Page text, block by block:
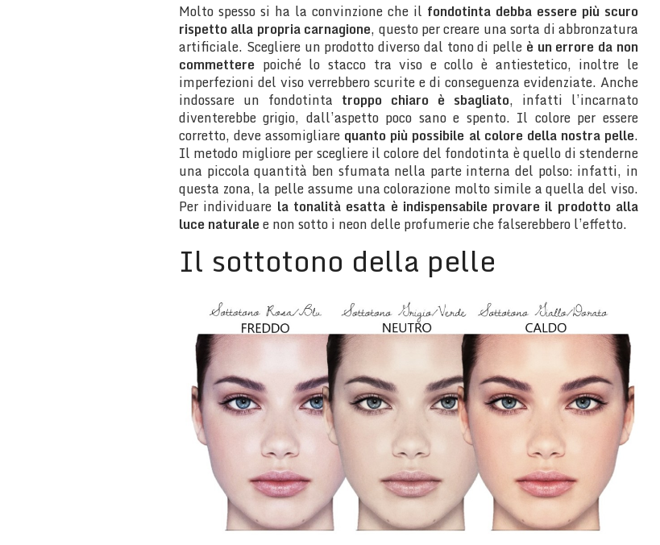
Molto spesso si ha la convinzione che il fondotinta debba essere più scuro
rispetto alla propria carnagione, questo per creare una sorta di abbronzatura
artificiale. Scegliere un prodotto diverso dal tono di pelle è un errore da non
commettere poiché lo stacco tra viso e collo è antiestetico, inoltre le
imperfezioni del viso verrebbero scurite e di conseguenza evidenziate. Anche
indossare un fondotinta troppo chiaro è sbagliato, infatti l’incarnato
diventerebbe grigio, dall’aspetto poco sano e spento. Il colore per essere
corretto, deve assomigliare quanto più possibile al colore della nostra pelle.
Il metodo migliore per scegliere il colore del fondotinta è quello di stenderne
una piccola quantità ben sfumata nella parte interna del polso: infatti, in
questa zona, la pelle assume una colorazione molto simile a quella del viso.
Per individuare la tonalità esatta è indispensabile provare il prodotto alla
luce naturalee non sotto i neon delle profumerie che falserebbero l’effetto.
Il sottotono della pelle